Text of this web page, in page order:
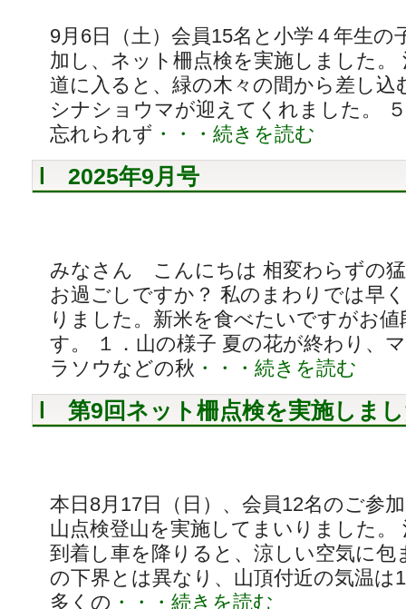
9月6日（土）会員15名と小学４年生の
加し、ネット柵点検を実施しました。
道に入ると、緑の木々の間から差し込
シナショウマが迎えてくれました。
忘れられず ・・・続きを読む
2025年9月号
みなさん こんにちは 相変わらずの
お過ごしですか？ 私のまわりでは早
りました。新米を食べたいですがお
す。 １．山の様子 夏の花が終わり、
ラソウなどの秋 ・・・続きを読む
第9回ネット柵点検を実施しま
本日8月17日（日）、会員12名のご参
山点検登山を実施してまいりました。
到着し車を降りると、涼しい空気に包
の下界とは異なり、山頂付近の気温は
多くの ・・・続きを読む